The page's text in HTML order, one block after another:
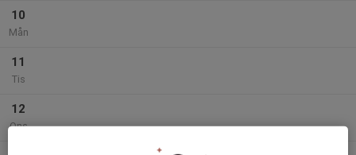
10
Mån
11
Tis
12
Ons